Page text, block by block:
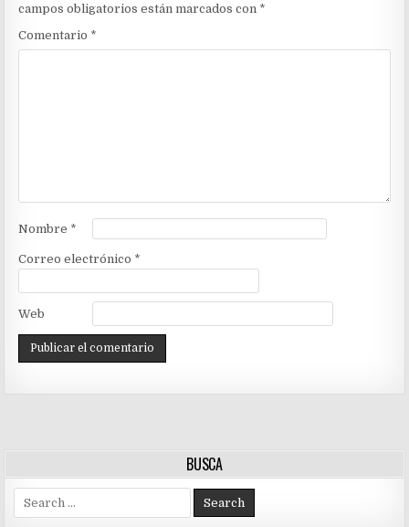
campos obligatorios están marcados con *
Comentario *
Nombre *
Correo electrónico *
Web
BUSCA
Search
for: